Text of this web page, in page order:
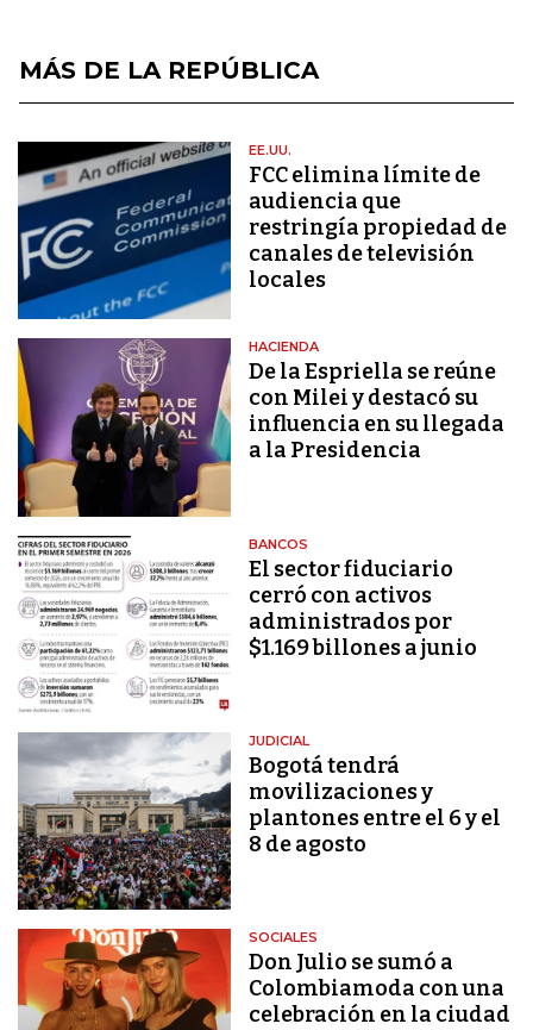
MÁS DE LA REPÚBLICA
EE.UU.
FCC elimina límite de
audiencia que
restringía propiedad de
canales de televisión
locales
HACIENDA
De la Espriella se reúne
con Milei y destacó su
influencia en su llegada
a la Presidencia
BANCOS
El sector fiduciario
cerró con activos
administrados por
$1.169 billones a junio
JUDICIAL
Bogotá tendrá
movilizaciones y
plantones entre el 6 y el
8 de agosto
SOCIALES
Don Julio se sumó a
Colombiamoda con una
celebración en la ciudad